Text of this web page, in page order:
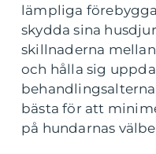
lämpliga
skydda sina
skillnaderna
och hålla sig
bästa för att
på hundarnas